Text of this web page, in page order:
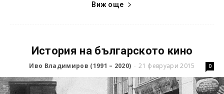
Виж още
История на българското кино
Иво Владимиров (1991 – 2020) - 21 февруари 2015 0